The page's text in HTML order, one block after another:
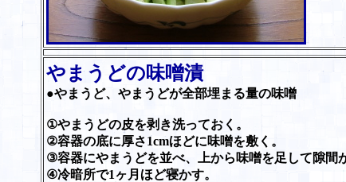
やまうどの味噌漬
●やまうど、やまうどが全部埋まる量の味噌
①やまうどの皮を剥き洗っておく。
②容器の底に厚さ1cmほどに味噌を敷く。
③容器にやまうどを並べ、上から味噌を足して隙間
④冷暗所で1ヶ月ほど寝かす。